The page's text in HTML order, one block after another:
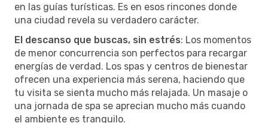
en las guías turísticas. Es en esos rincones donde
una ciudad revela su verdadero carácter.
El descanso que buscas, sin estrés: Los momentos
de menor concurrencia son perfectos para recargar
energías de verdad. Los spas y centros de bienestar
ofrecen una experiencia más serena, haciendo que
tu visita se sienta mucho más relajada. Un masaje o
una jornada de spa se aprecian mucho más cuando
el ambiente es tranquilo.